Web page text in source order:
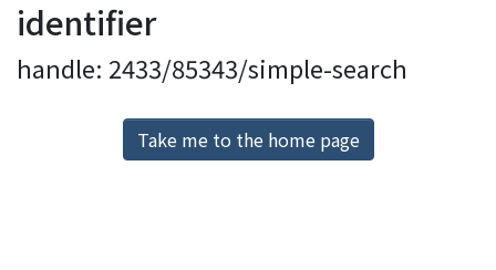
Communities
Browse
Download Ranking
identifier
handle: 2433/85343/simple-search
Take me to the home page